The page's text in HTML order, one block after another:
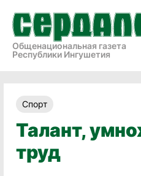
Общенациональная газета
Республики Ингушетия
Спорт
Талант,
труд